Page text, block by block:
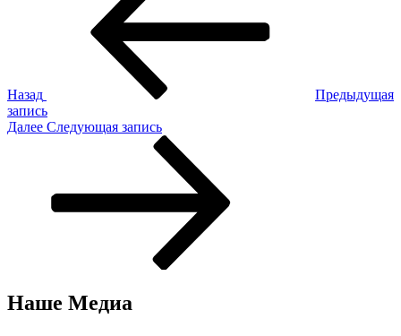
Назад
Предыдущая
запись
Следующая
Далее Следующая запись
Наше Медиа